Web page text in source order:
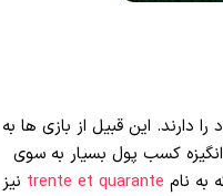
دارند. این قبیل از بازی ها به
کسب پول بسیار به سوی
به نام trente et quarante نیز